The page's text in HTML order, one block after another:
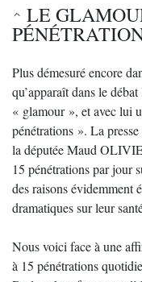
LE
Plus démesuré encore
qu’apparaît dans le
« glamour », et avec lui
pénétrations ». La
la députée Maud
15 pénétrations par jour
des raisons évidemment
dramatiques sur leur
Nous voici face à une
à 15 pénétrations